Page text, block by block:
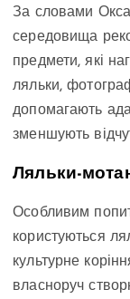
За словами
середовища
предмети, які
ляльки,
допомагають
зменшують
Ляльки-
Особливим
користуються
культурне
власноруч